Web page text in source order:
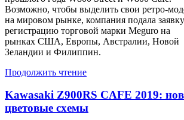
Возможно, чтобы выделить свои ретро-
на мировом рынке, компания подала
регистрацию торговой марки Meguro на
рынках США, Европы, Австралии, Новой
Зеландии и Филиппин.
Продолжить чтение
Kawasaki Z900RS CAFE 2019:
цветовые схемы